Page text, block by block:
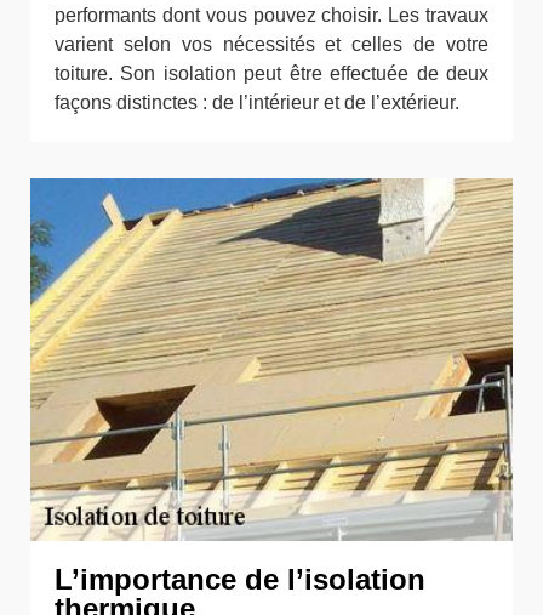
performants dont vous pouvez choisir. Les travaux
varient selon vos nécessités et celles de votre
toiture. Son isolation peut être effectuée de deux
façons distinctes : de l’intérieur et de l’extérieur.
L’importance de l’isolation
thermique